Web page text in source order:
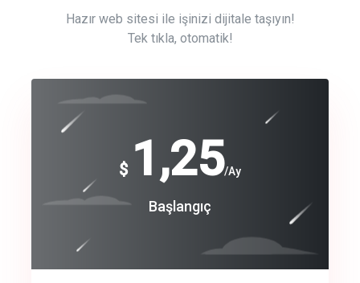
Hazır web sitesi ile işinizi dijitale taşıyın!
Tek tıkla, otomatik!
$ 1,25/Ay
Başlangıç
Free
Basic